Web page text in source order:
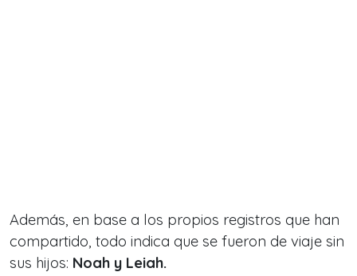
Además, en base a los propios registros que han
compartido, todo indica que se fueron de viaje sin
sus hijos: Noah y Leiah.